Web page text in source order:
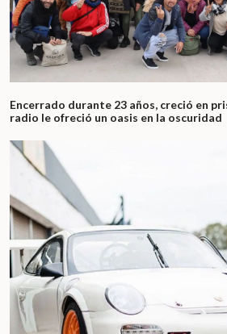
Encerrado durante 23 años, creció en
radio le ofreció un oasis en la oscuridad